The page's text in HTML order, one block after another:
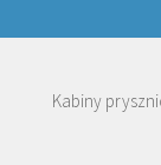
Kabiny